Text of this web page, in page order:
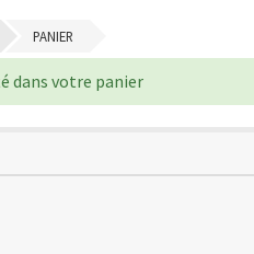
PANIER
dans votre panier